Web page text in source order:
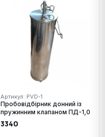
Артикул: PVD-1
Пробовідбірник донний із
пружинним клапаном ПД-1,0
3340